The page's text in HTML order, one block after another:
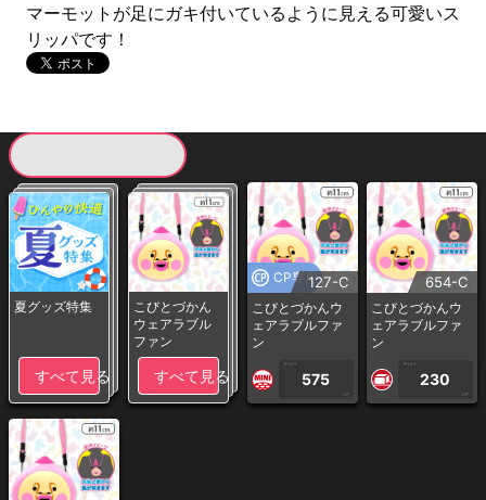
マーモットが足にガキ付いているように見える可愛いス
リッパです！
夏グッズ特集
すべて見る
こびとづかん
ウェアラブル
ファン
すべて見る
CP専用127-C
こびとづかんウ
ェアラブルファ
ン
1PLAY
575
CP
654-C
こびとづかんウ
ェアラブルファ
ン
1PLAY
230
CP